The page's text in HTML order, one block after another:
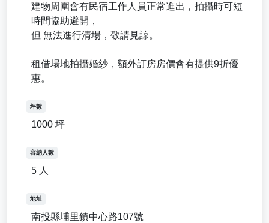
建物周圍會有民宿工作人員正常進出，拍攝時可短
時間協助避開，
但 無法進行清場，敬請見諒。
租借場地拍攝婚紗，額外訂房房價會有提供9折優
惠。
坪數
1000 坪
容納人數
5 人
地址
南投縣埔里鎮中心路107號